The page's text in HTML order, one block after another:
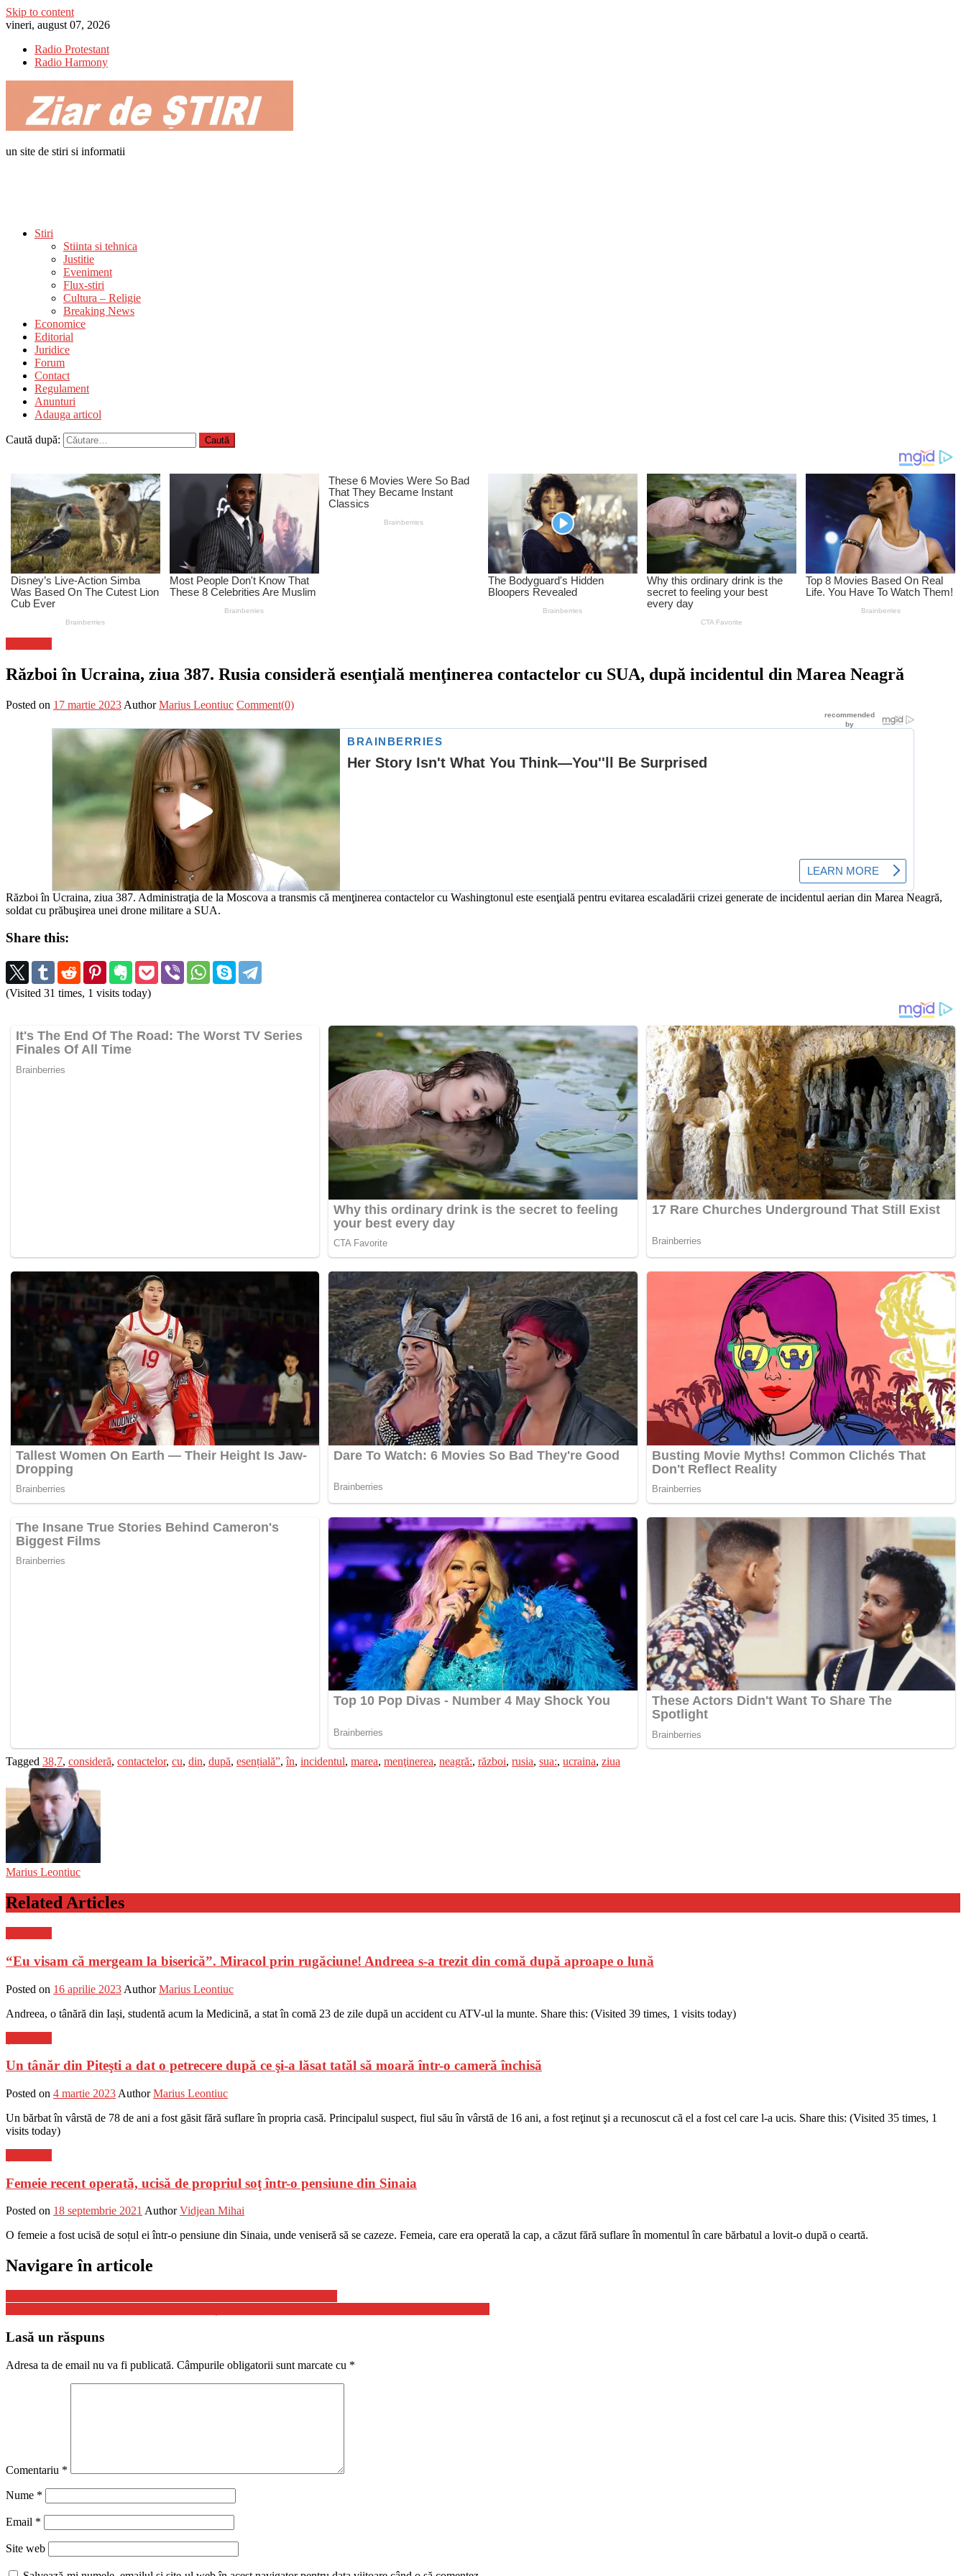
Skip to content
vineri, august 07, 2026
Radio Protestant
Radio Harmony
un site de stiri si informatii
Stiri
Stiinta si tehnica
Justitie
Eveniment
Flux-stiri
Cultura – Religie
Breaking News
Economice
Editorial
Juridice
Forum
Contact
Regulament
Anunturi
Adauga articol
Caută după:
Război în Ucraina, ziua 387. Rusia consideră esenţială menţinerea contactelor cu SUA, după incidentul din Marea Neagră
Posted on 17 martie 2023 Author Marius Leontiuc Comment(0)
Război în Ucraina, ziua 387. ​​​​​​​Administraţia de la Moscova a transmis că menţinerea contactelor cu Washingtonul este esenţială pentru evitarea escaladării crizei generate de incidentul aerian din Marea Neagră,
soldat cu prăbuşirea unei drone militare a SUA.
Share this:
(Visited 31 times, 1 visits today)
Tagged 38,7, consideră, contactelor, cu, din, după, esențială”,în, incidentul, marea, menţinerea, neagră:, război, rusia, sua:, ucraina, ziua
Marius Leontiuc
Related Articles
“Eu visam că mergeam la biserică”. Miracol prin rugăciune! Andreea s-a trezit din comă după aproape o lună
Posted on 16 aprilie 2023 Author Marius Leontiuc
Andreea, o tânără din Iași, studentă acum la Medicină, a stat în comă 23 de zile după un accident cu ATV-ul la munte. Share this: (Visited 39 times, 1 visits today)
Un tânăr din Piteşti a dat o petrecere după ce şi-a lăsat tatăl să moară într-o cameră închisă
Posted on 4 martie 2023 Author Marius Leontiuc
Un bărbat în vârstă de 78 de ani a fost găsit fără suflare în propria casă. Principalul suspect, fiul său în vârstă de 16 ani, a fost reţinut şi a recunoscut că el a fost cel care l-a ucis. Share this: (Visited 35 times, 1
visits today)
Femeie recent operată, ucisă de propriul soţ într-o pensiune din Sinaia
Posted on 18 septembrie 2021 Author Vidjean Mihai
O femeie a fost ucisă de soțul ei într-o pensiune din Sinaia, unde veniseră să se cazeze. Femeia, care era operată la cap, a căzut fără suflare în momentul în care bărbatul a lovit-o după o ceartă.
Navigare în articole
Lasă un răspuns
Adresa ta de email nu va fi publicată. Câmpurile obligatorii sunt marcate cu *
Comentariu *
Nume *
Email *
Site web